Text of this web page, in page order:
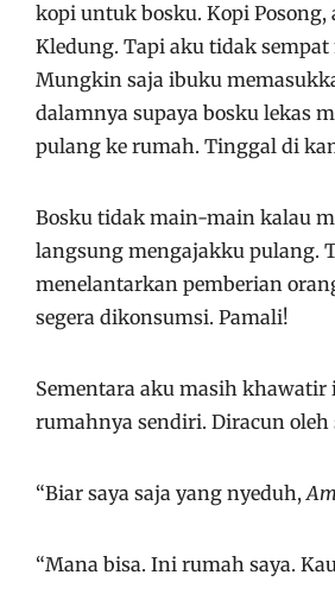
kopi untuk bosku. Kopi Posong,
Kledung. Tapi aku tidak sempat
Mungkin saja ibuku
dalamnya supaya bosku lekas
pulang ke rumah. Tinggal di
Bosku tidak main-main kalau
langsung mengajakku pulang.
menelantarkan pemberian
segera dikonsumsi. Pamali!
Sementara aku masih khawatir
rumahnya sendiri. Diracun
“Biar saya saja yang nyeduh,
“Mana bisa. Ini rumah saya.